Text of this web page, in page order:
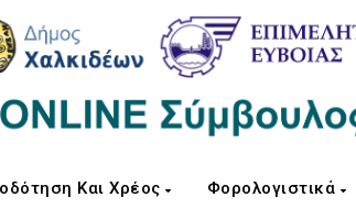
Και Χρέος Φορολογιστικά